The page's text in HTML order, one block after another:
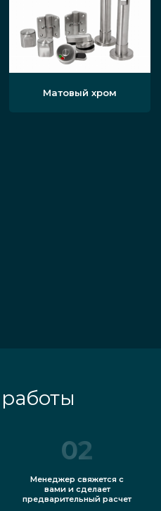
Матовый хром
02
Менеджер свяжется с
вами и сделает
предварительный расчет